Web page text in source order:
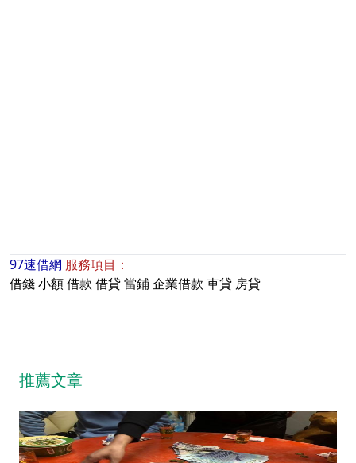
97速借網 服務項目：
借錢小額借款 借貸當鋪企業借款 車貸 房貸
推薦文章